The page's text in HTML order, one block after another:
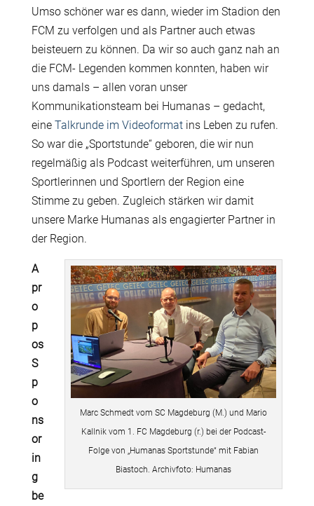
Umso schöner war es dann, wieder im Stadion den
FCM zu verfolgen und als Partner auch etwas
beisteuern zu können. Da wir so auch ganz nah an
die FCM- Legenden kommen konnten, haben wir
uns damals – allen voran unser
Kommunikationsteam bei Humanas – gedacht,
eine Talkrunde im Videoformatins Leben zu rufen.
So war die „Sportstunde“ geboren, die wir nun
regelmäßig als Podcast weiterführen, um unseren
Sportlerinnen und Sportlern der Region eine
Stimme zu geben. Zugleich stärken wir damit
unsere Marke Humanas als engagierter Partner in
der Region.
Marc Schmedt vom SC Magdeburg (M.) und Mario
Kallnik vom 1. FC Magdeburg (r.) bei der Podcast-
Folge von „Humanas Sportstunde“ mit Fabian
Biastoch. Archivfoto: Humanas
A
pr
o
p
os
S
p
o
ns
or
in
g
be